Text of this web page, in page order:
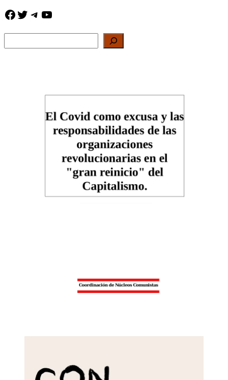
Facebook
Twitter
Telegram
YouTube